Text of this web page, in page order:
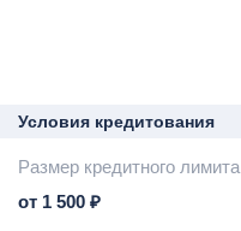
Условия кредитования
Размер кредитного лимита
от 1 500 ₽